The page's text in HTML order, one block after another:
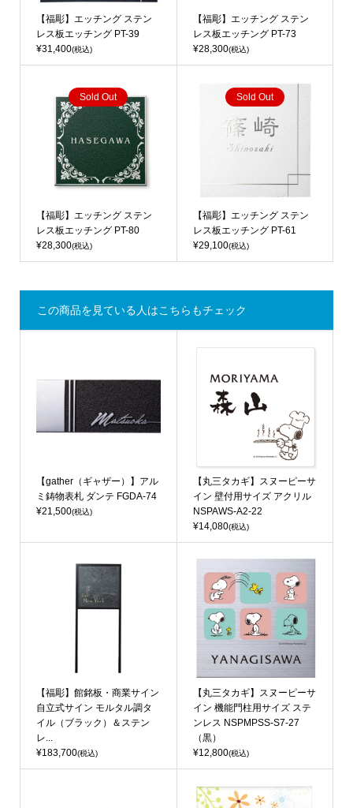
【福彫】エッチング ステン
レス板エッチング PT-39
¥31,400(税込)
【福彫】エッチング ステン
レス板エッチング PT-73
¥28,300(税込)
Sold Out
【福彫】エッチング ステン
レス板エッチング PT-80
¥28,300(税込)
Sold Out
【福彫】エッチング ステン
レス板エッチング PT-61
¥29,100(税込)
この商品を見ている人はこちらもチェック
【gather（ギャザー）】アル
ミ鋳物表札 ダンテ FGDA-74
¥21,500(税込)
【丸三タカギ】スヌーピーサ
イン 壁付用サイズ アクリル
NSPAWS-A2-22
¥14,080(税込)
【福彫】館銘板・商業サイン
自立式サイン モルタル調タ
イル（ブラック）＆ステン
レ...
¥183,700(税込)
【丸三タカギ】スヌーピーサ
イン 機能門柱用サイズ ステ
ンレス NSPMPSS-S7-27
（黒）
¥12,800(税込)